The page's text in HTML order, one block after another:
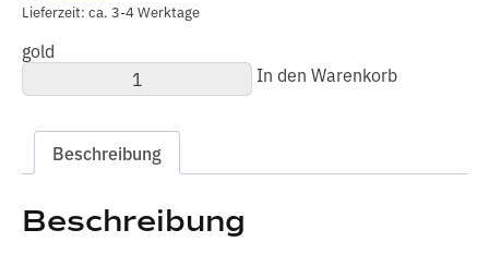
Lieferzeit: ca. 3-4 Werktage
gold
FHB
GERRIT
Tischler
Menge
In den Warenkorb
Beschreibung
Beschreibung